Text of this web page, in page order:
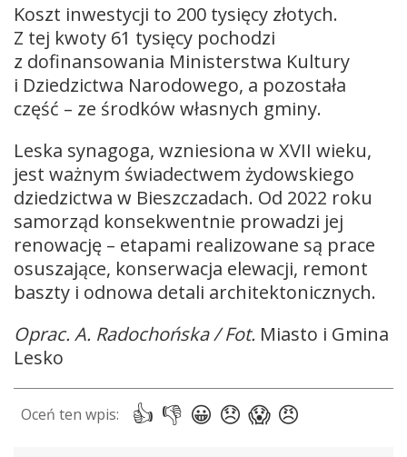
Koszt inwestycji to 200 tysięcy złotych.
Z tej kwoty 61 tysięcy pochodzi
z dofinansowania Ministerstwa Kultury
i Dziedzictwa Narodowego, a pozostała
część – ze środków własnych gminy.
Leska synagoga, wzniesiona w XVII wieku,
jest ważnym świadectwem żydowskiego
dziedzictwa w Bieszczadach. Od 2022 roku
samorząd konsekwentnie prowadzi jej
renowację – etapami realizowane są prace
osuszające, konserwacja elewacji, remont
baszty i odnowa detali architektonicznych.
Oprac. A. Radochońska / Fot. Miasto i Gmina
Lesko